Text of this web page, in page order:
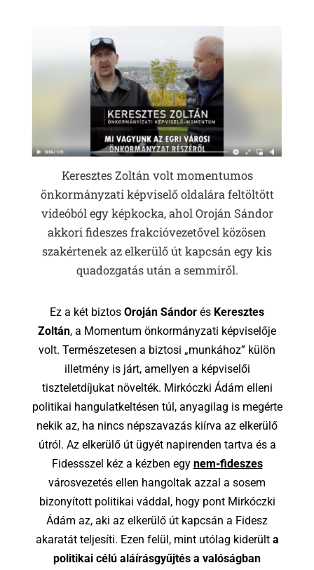
Keresztes Zoltán volt momentumos
önkormányzati képviselő oldalára feltöltött
videóból egy képkocka, ahol Oroján Sándor
akkori fideszes frakcióvezetővel közösen
szakértenek az elkerülő út kapcsán egy kis
quadozgatás után a semmiről.
Ez a két biztos Oroján Sándor és Keresztes
Zoltán, a Momentum önkormányzati képviselője
volt. Természetesen a biztosi „munkához” külön
illetmény is járt, amellyen a képviselői
tiszteletdíjukat növelték. Mirkóczki Ádám elleni
politikai hangulatkeltésen túl, anyagilag is megérte
nekik az, ha nincs népszavazás kiírva az elkerülő
útról. Az elkerülő út ügyét napirenden tartva és a
Fidessszel kéz a kézben egy nem-fideszes
városvezetés ellen hangoltak azzal a sosem
bizonyított politikai váddal, hogy pont Mirkóczki
Ádám az, aki az elkerülő út kapcsán a Fidesz
akaratát teljesíti. Ezen felül, mint utólag kiderült a
politikai célú aláírásgyűjtés a valóságban